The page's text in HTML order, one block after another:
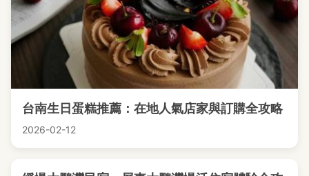
台南生日蛋糕推薦：在地人氣店家與訂購全攻略
2026-02-12